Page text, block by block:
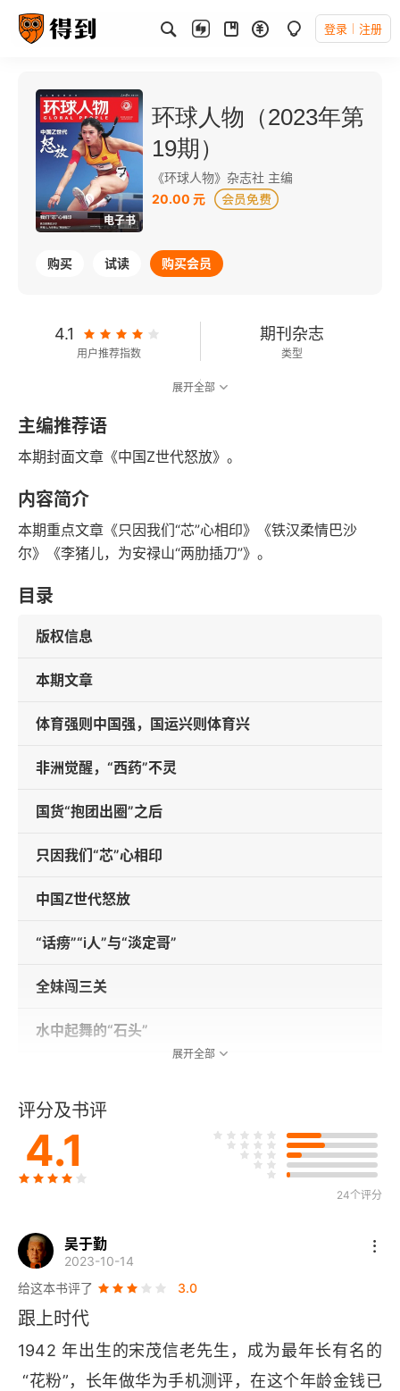
登录 注册
电子书
环球人物（2023年第
19期）
《环球人物》杂志社 主编
20.00 元
购买 试读 购买会员
4.1
用户推荐指数
期刊杂志
类型
2023-10-01
发行日期
展开全部
主编推荐语
本期封面文章《中国Z世代怒放》。
内容简介
本期重点文章《只因我们“芯”心相印》《铁汉柔情巴沙
尔》《李猪儿，为安禄山“两肋插刀”》。
目录
版权信息
本期文章
体育强则中国强，国运兴则体育兴
非洲觉醒，“西药”不灵
国货“抱团出圈”之后
只因我们“芯”心相印
中国Z世代怒放
“话痨”“i人”与“淡定哥”
全妹闯三关
水中起舞的“石头”
当“倔丫头”遇见“疯丫头”
延伸阅读
丰收节
铁汉柔情巴沙尔
“他们走后，哪管洪水滔天”
展开全部
评分及书评
4.1
24个评分
吴于勤
2023-10-14
给这本书评了
3.0
跟上时代
1942 年出生的宋茂信老先生，成为最年长有名的
“花粉”，长年做华为手机测评，在这个年龄金钱已